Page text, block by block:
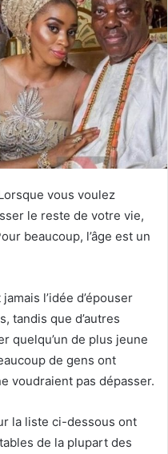
vous voulez
le reste de votre vie,
beaucoup, l’âge est un
l’idée d’épouser
tandis que d’autres
quelqu’un de plus jeune
de gens ont
voudraient pas dépasser.
la liste ci-dessous ont
de la plupart des